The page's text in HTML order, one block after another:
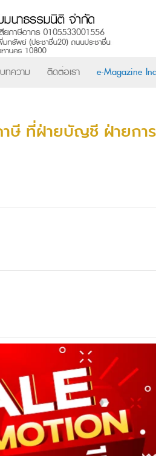
ทความ ติดต่อเรา e-Magazine
ษี ที่ฝ่ายบัญชี ฝ่ายกา